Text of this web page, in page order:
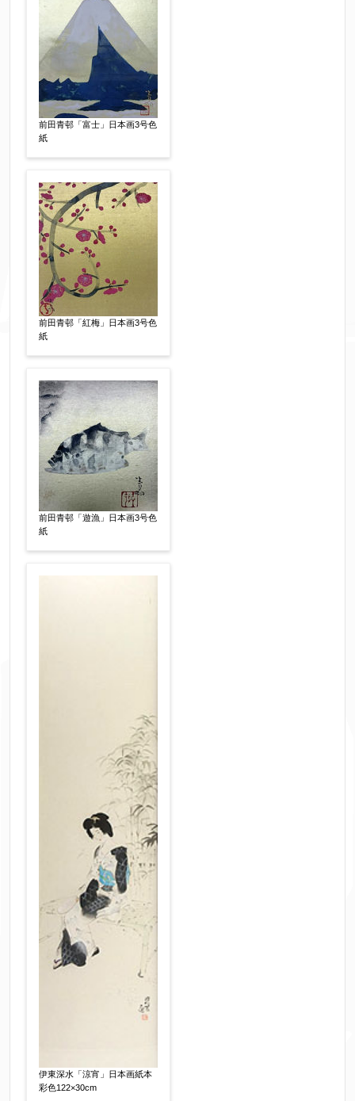
※データはSSL(Secure Sockets Layer)通信によ
り暗号化して送信されます。
前田青邨「富士」日本画3号色
紙
前田青邨「紅梅」日本画3号色
紙
前田青邨「遊漁」日本画3号色
紙
伊東深水「涼宵」日本画紙本
彩色122×30cm